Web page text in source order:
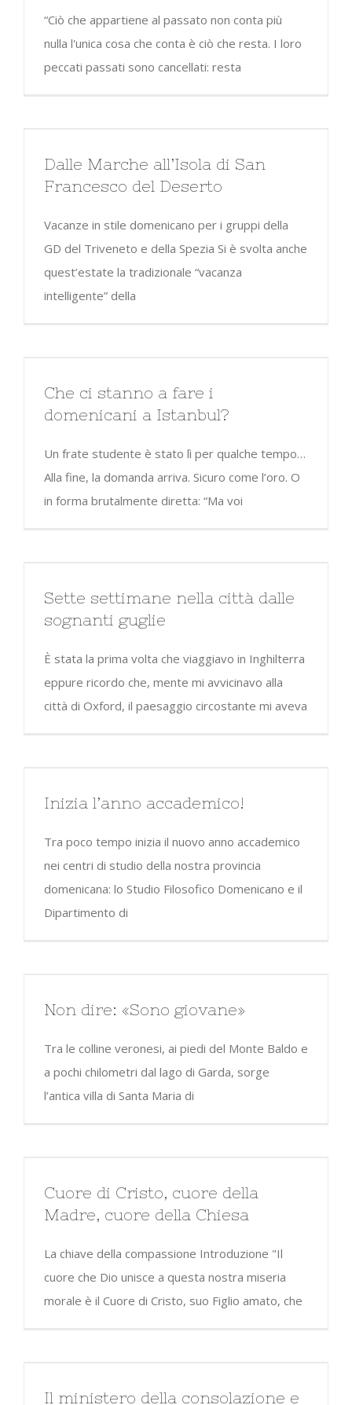
“Ciò che appartiene al passato non conta più
nulla l'unica cosa che conta è ciò che resta. I loro
peccati passati sono cancellati: resta
Dalle Marche all’Isola di San
Francesco del Deserto
Vacanze in stile domenicano per i gruppi della
GD del Triveneto e della Spezia Si è svolta anche
quest’estate la tradizionale “vacanza
intelligente” della
Che ci stanno a fare i
domenicani a Istanbul?
Un frate studente è stato lì per qualche tempo…
Alla fine, la domanda arriva. Sicuro come l’oro. O
in forma brutalmente diretta: “Ma voi
Sette settimane nella città dalle
sognanti guglie
È stata la prima volta che viaggiavo in Inghilterra
eppure ricordo che, mente mi avvicinavo alla
città di Oxford, il paesaggio circostante mi aveva
Inizia l’anno accademico!
Tra poco tempo inizia il nuovo anno accademico
nei centri di studio della nostra provincia
domenicana: lo Studio Filosofico Domenicano e il
Dipartimento di
Non dire: «Sono giovane»
Tra le colline veronesi, ai piedi del Monte Baldo e
a pochi chilometri dal lago di Garda, sorge
l’antica villa di Santa Maria di
Cuore di Cristo, cuore della
Madre, cuore della Chiesa
La chiave della compassione Introduzione "Il
cuore che Dio unisce a questa nostra miseria
morale è il Cuore di Cristo, suo Figlio amato, che
Il ministero della consolazione e